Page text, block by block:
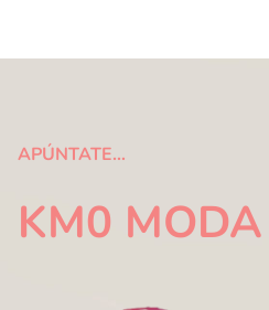
APÚNTATE…
KM0 MODA